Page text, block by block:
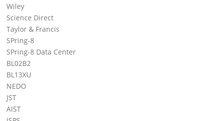
Wiley
Science Direct
Taylor & Francis
SPring-8
SPring-8 Data Center
BL02B2
BL13XU
NEDO
JST
AIST